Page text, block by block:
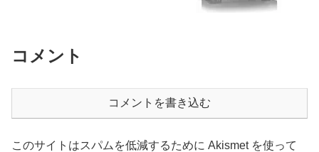
コメント
コメントを書き込む
このサイトはスパムを低減するために Akismet を使って